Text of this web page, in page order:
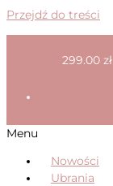
Przejdź do treści
299.00 zł
Menu
Nowości
Ubrania